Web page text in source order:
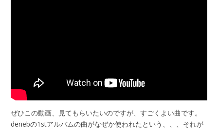
ぜひこの動画、見てもらいたいのですが、すごくよい曲です。
denebの1stアルバムの曲がなぜか使われたという、、、それが